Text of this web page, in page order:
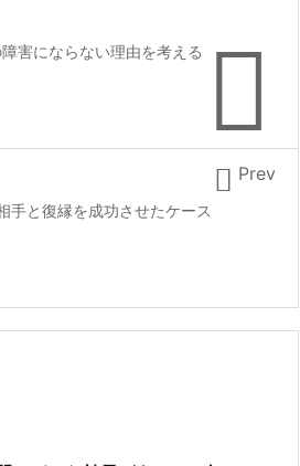

害にならない理由を考える
手と復縁を成功させたケース
 Prev